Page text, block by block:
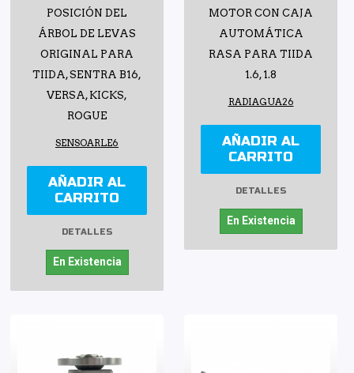
POSICIÓN DEL
ÁRBOL DE LEVAS
ORIGINAL PARA
TIIDA, SENTRA B16,
VERSA, KICKS,
ROGUE
SENSOARLE6
AÑADIR AL
CARRITO
DETALLES
En Existencia
MOTOR CON CAJA
AUTOMÁTICA
RASA PARA TIIDA
1.6, 1.8
RADIAGUA26
AÑADIR AL
CARRITO
DETALLES
En Existencia